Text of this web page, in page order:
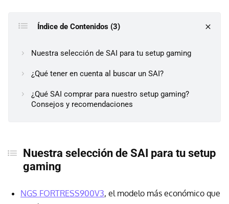
Índice de Contenidos (3)
Nuestra selección de SAI para tu setup gaming
¿Qué tener en cuenta al buscar un SAI?
¿Qué SAI comprar para nuestro setup gaming?
Consejos y recomendaciones
Nuestra selección de SAI para tu setup
gaming
NGS FORTRESS900V3, el modelo más económico que